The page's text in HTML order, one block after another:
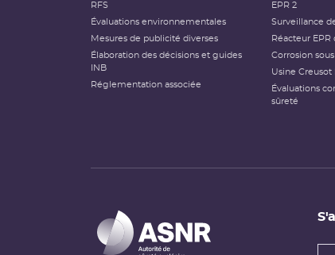
RFS
Évaluations environnementales
Mesures de publicité diverses
Élaboration des décisions et guides
INB
Réglementation associée
EPR 2
Surveillance
Réacteur
Corrosion
Usine Creusot
Évaluations
sûreté